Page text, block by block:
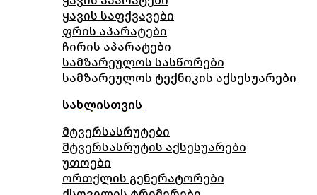
ყავის საფქვავები
ფრის აპარატები
ჩირის აპარატები
სამზარეულოს სასწორები
სამზარეულოს ტექნიკის აქსესუარები
სახლისთვის
მტვერსასრუტები
მტვერსასრუტის აქსესუარები
უთოები
ორთქლის გენერატორები